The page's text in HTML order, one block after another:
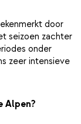
door
seizoen zachter
onder
zeer intensieve
Alpen?